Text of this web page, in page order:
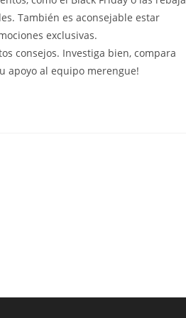
También es aconsejable estar
exclusivas.
consejos. Investiga bien, compara
apoyo al equipo merengue!